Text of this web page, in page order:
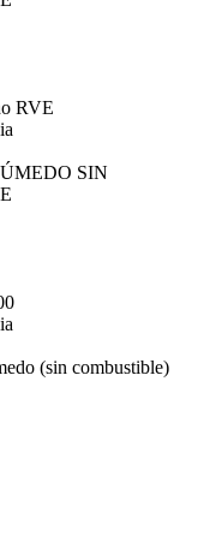
RVE
SIN
(sin combustible)